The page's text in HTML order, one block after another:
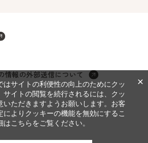
×
はサイトの利便性の向上のためにクッ
サイトの閲覧を続行されるには、クッ
いただきますようお願いします。お客
によりクッキーの機能を無効にするこ
はこちら をご覧ください。
情報の外部送信について